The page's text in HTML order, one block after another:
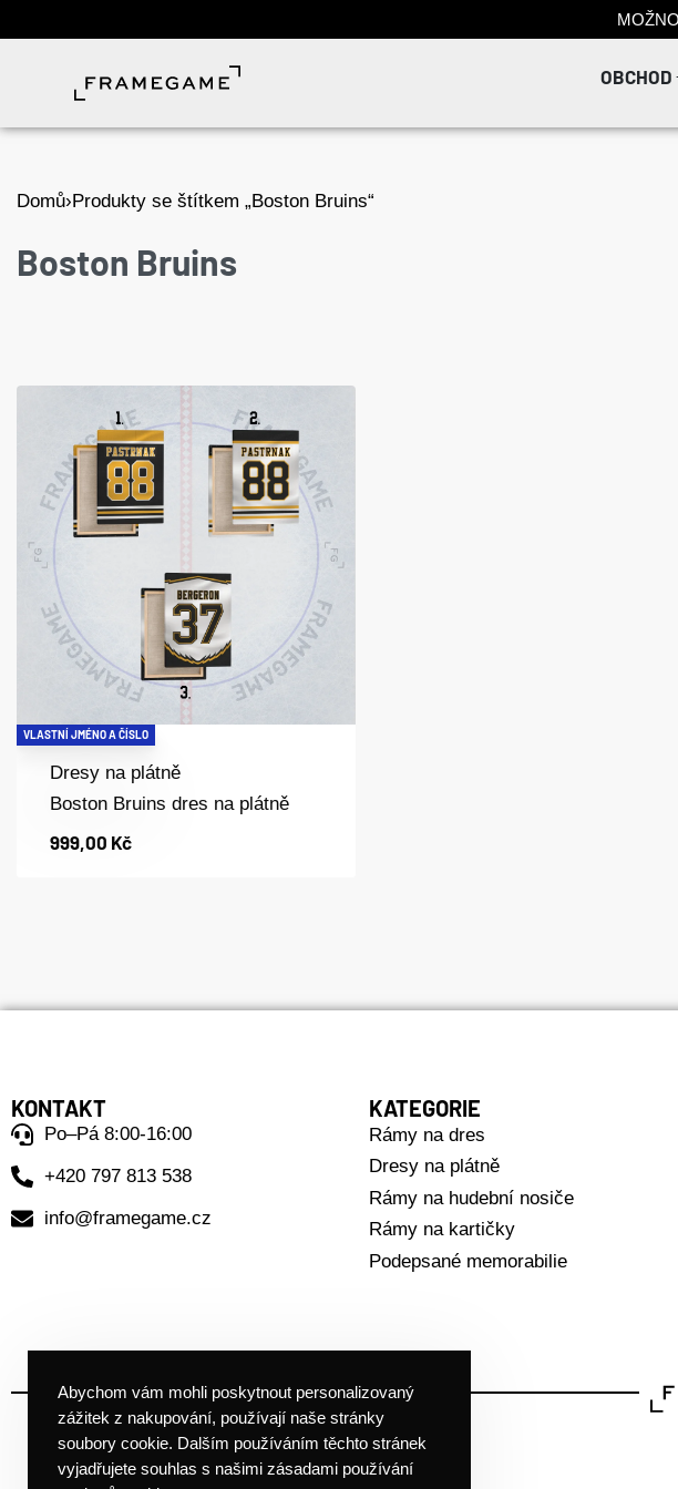
OBCHOD
Domů›Produkty se štítkem „Boston Bruins“
Boston Bruins
VLASTNÍ JMÉNO A ČÍSLO
Dresy na plátně
Boston Bruins dres na plátně
999,00 Kč
KONTAKT
Po–Pá 8:00-16:00
+420 797 813 538
info@framegame.cz
KATEGORIE
Rámy na dres
Dresy na plátně
Rámy na hudební nosiče
Rámy na kartičky
Podepsané memorabilie
Abychom vám mohli poskytnout personalizovaný
zážitek z nakupování, používají naše stránky
soubory cookie. Dalším používáním těchto stránek
vyjadřujete souhlas s našimi zásadami používání